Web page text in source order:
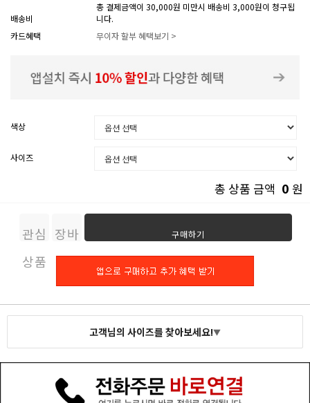
배송비
총 결제금액이 30,000원 미만시 배송비 3,000원이 청구됩
니다.
카드혜택
무이자 할부 혜택보기 >
색상
사이즈
총 상품 금액 0 원
관심
상품
장바
구니
구매하기
고객님의 사이즈를 찾아보세요!▼